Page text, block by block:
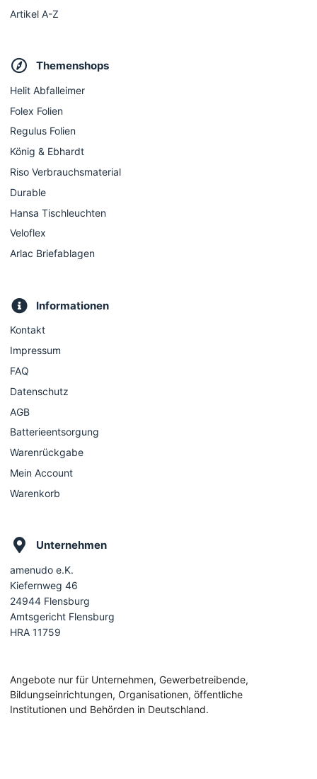
Artikel A-Z
Themenshops
Helit Abfalleimer
Folex Folien
Regulus Folien
König & Ebhardt
Riso Verbrauchsmaterial
Durable
Hansa Tischleuchten
Veloflex
Arlac Briefablagen
Informationen
Kontakt
Impressum
FAQ
Datenschutz
AGB
Batterieentsorgung
Warenrückgabe
Mein Account
Warenkorb
Unternehmen
amenudo e.K.
Kiefernweg 46
24944 Flensburg
Amtsgericht Flensburg
HRA 11759
Angebote nur für Unternehmen, Gewerbetreibende,
Bildungseinrichtungen, Organisationen, öffentliche
Institutionen und Behörden in Deutschland.